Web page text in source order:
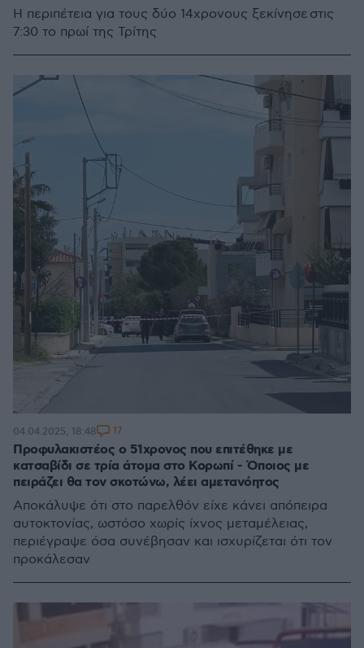
Η περιπέτεια για τους δύο 14χρονους ξεκίνησε στις
7:30 το πρωί της Τρίτης
Προφυλακιστέος ο 51χρονος που επιτέθηκε με
κατσαβίδι σε τρία άτομα στο Κορωπί - Όποιος με
πειράζει θα τον σκοτώνω, λέει αμετανόητος
Αποκάλυψε ότι στο παρελθόν είχε κάνει απόπειρα
αυτοκτονίας, ωστόσο χωρίς ίχνος μεταμέλειας,
περιέγραψε όσα συνέβησαν και ισχυρίζεται ότι τον
προκάλεσαν
04.04.2025, 18:48 17